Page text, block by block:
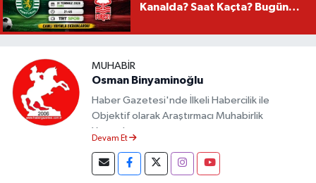
Kanalda? Saat Kaçta? Bugün
MUHABIR
Osman Binyaminoğlu
Haber Gazetesi'nde İlkeli Habercilik ile
Objektif olarak Araştırmacı Muhabirlik
Yapmaktayım.
Devam Et